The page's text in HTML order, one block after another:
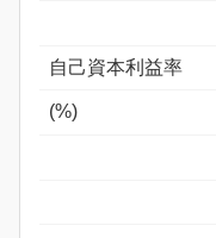
自己資本利益率
(%)